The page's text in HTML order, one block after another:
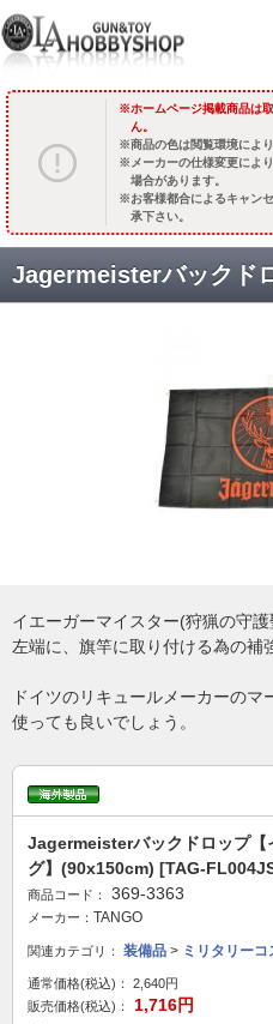
ホームページ掲載商品は
ん。
商品の色は閲覧環境によ
メーカーの仕様変更によ
場合があります。
お客様都合によるキャン
承下さい。
イエーガーマイスター(狩猟の守護
左端に、旗竿に取り付ける為の補
ドイツのリキュールメーカーの
使っても良いでしょう。
Jagermeisterバックドロップ【
グ】(90x150cm) [TAG-
商品コード： 369-3363
メーカー： TANGO
関連カテゴリ： 装備品 > ミリタリー
通常価格(税込)：
2,640円
販売価格(税込)：
1,716円